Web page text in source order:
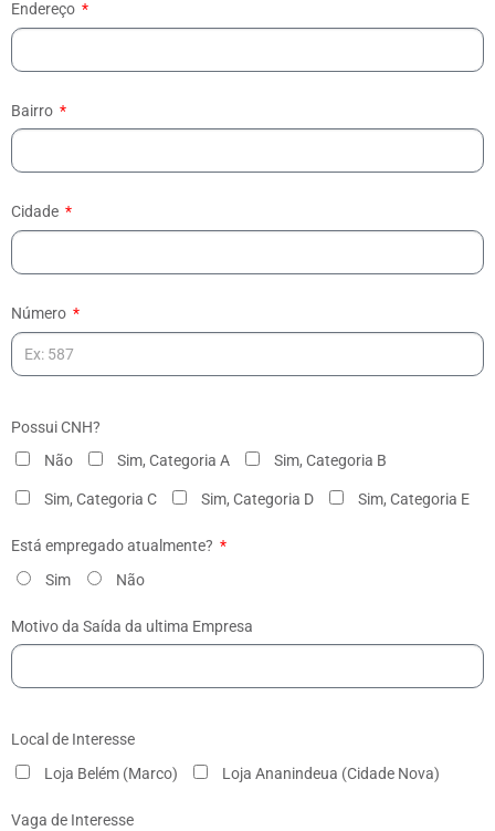
Endereço
Bairro
Cidade
Número
Possui CNH?
Não
Sim, Categoria A Sim, Categoria B
Sim, Categoria C Sim, Categoria D Sim, Categoria E
Está empregado atualmente?
Sim
Não
Motivo da Saída da ultima Empresa
Local de Interesse
Loja Belém (Marco)
Loja Ananindeua (Cidade Nova)
Vaga de Interesse